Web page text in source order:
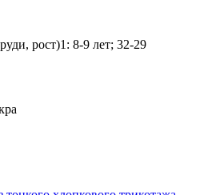
рост)1: 8-9 лет; 32-29